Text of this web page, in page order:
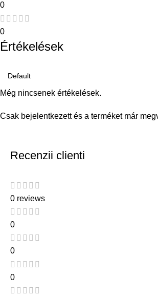
0
0
Értékelések
Még nincsenek értékelések.
Csak bejelentkezett és a terméket már
Recenzii clienti
0 reviews
0
0
0